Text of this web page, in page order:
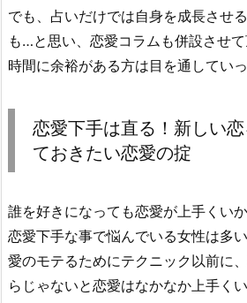
でも、占いだけでは自身を成長させ
も…と思い、恋愛コラムも併設させて
時間に余裕がある方は目を通していっ
恋愛下手は直る！新しい
ておきたい恋愛の掟
誰を好きになっても恋愛が上手くい
恋愛下手な事で悩んでいる女性は多
愛のモテるためにテクニック以前に
らじゃないと恋愛はなかなか上手くい